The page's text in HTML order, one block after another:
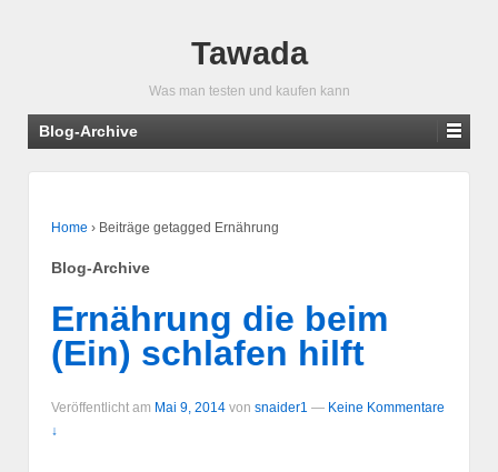
Tawada
Was man testen und kaufen kann
Blog-Archive
Home › Beiträge getagged Ernährung
Blog-Archive
Ernährung die beim
(Ein) schlafen hilft
Veröffentlicht am Mai 9, 2014 von snaider1 — Keine Kommentare
↓